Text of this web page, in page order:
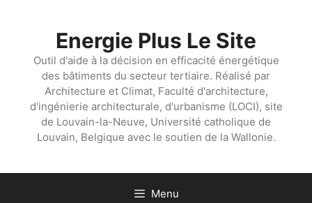
Energie Plus Le Site
Outil d'aide à la décision en efficacité énergétique
des bâtiments du secteur tertiaire. Réalisé par
Architecture et Climat, Faculté d'architecture,
d'ingénierie architecturale, d'urbanisme (LOCI), site
de Louvain-la-Neuve, Université catholique de
Louvain, Belgique avec le soutien de la Wallonie.
Menu